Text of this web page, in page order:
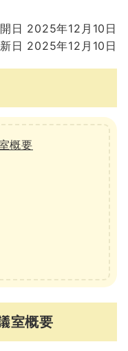
日 2025年12月10日
日 2025年12月10日
概要
室概要